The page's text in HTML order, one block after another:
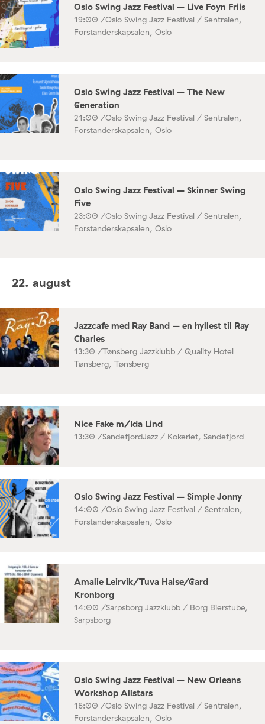
Oslo Swing Jazz Festival – Live Foyn Friis
19:00 /Oslo Swing Jazz Festival / Sentralen,
Forstanderskapsalen, Oslo
Oslo Swing Jazz Festival – The New
Generation
21:00 /Oslo Swing Jazz Festival / Sentralen,
Forstanderskapsalen, Oslo
Oslo Swing Jazz Festival – Skinner Swing
Five
23:00 /Oslo Swing Jazz Festival / Sentralen,
Forstanderskapsalen, Oslo
22. august
Jazzcafe med Ray Band – en hyllest til Ray
Charles
13:30 /Tønsberg Jazzklubb / Quality Hotel
Tønsberg, Tønsberg
Nice Fake m/Ida Lind
13:30 /SandefjordJazz / Kokeriet, Sandefjord
Oslo Swing Jazz Festival – Simple Jonny
14:00 /Oslo Swing Jazz Festival / Sentralen,
Forstanderskapsalen, Oslo
Amalie Leirvik/Tuva Halse/Gard
Kronborg
14:00 /Sarpsborg Jazzklubb / Borg Bierstube,
Sarpsborg
Oslo Swing Jazz Festival – New Orleans
Workshop Allstars
16:00 /Oslo Swing Jazz Festival / Sentralen,
Forstanderskapsalen, Oslo